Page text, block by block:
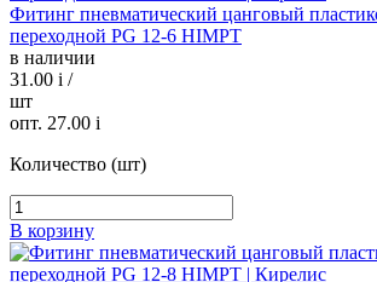
Фитинг пневматический цанговый
переходной PG 12-6 HIMPT
в наличии
31.00 i /
шт
опт. 27.00 i
Количество (шт)
В корзину